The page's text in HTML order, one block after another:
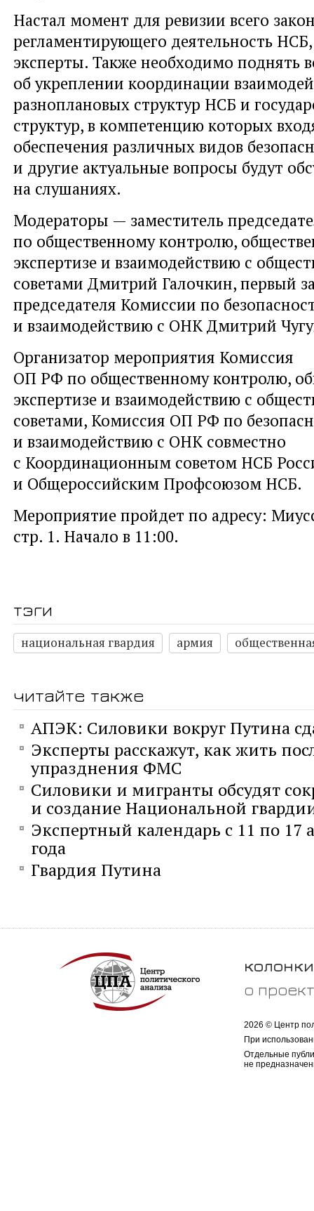
Настал момент для ревизии всего
регламентирующего деятельность
эксперты. Также необходимо поднять
об укреплении координации
разноплановых структур НСБ и
структур, в компетенцию которых
обеспечения различных видов
и другие актуальные вопросы будут
на слушаниях.
Модераторы — заместитель
по общественному контролю,
экспертизе и взаимодействию с
советами Дмитрий Галочкин, первый
председателя Комиссии по
и взаимодействию с ОНК Дмитрий
Организатор мероприятия Комиссия
ОП РФ по общественному контролю,
экспертизе и взаимодействию с
советами, Комиссия ОП РФ по
и взаимодействию с ОНК совместно
с Координационным советом НСБ
и Общероссийским Профсоюзом НСБ.
Мероприятие пройдет по адресу:
стр. 1. Начало в 11:00.
тэги
национальная гвардия армия
читайте также
АПЭК: Силовики вокруг Путина
Эксперты расскажут, как жить
упразднения ФМС
Силовики и мигранты обсудят
и создание Национальной
Экспертный календарь с 11 по 17
года
Гвардия Путина
колонки
о
2026 © Центр
При
Отдельные
не